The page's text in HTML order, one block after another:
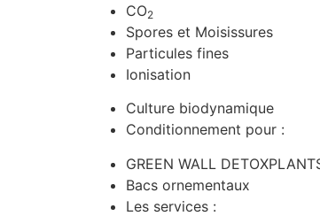
CO2
Spores et Moisissures
Particules fines
Ionisation
Culture biodynamique
Conditionnement pour :
GREEN WALL
Bacs ornementaux
Les services :